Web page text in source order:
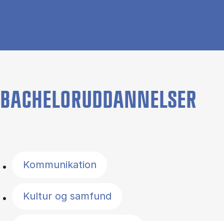
BACHELORUDDANNELSER
Kommunikation
Kultur og samfund